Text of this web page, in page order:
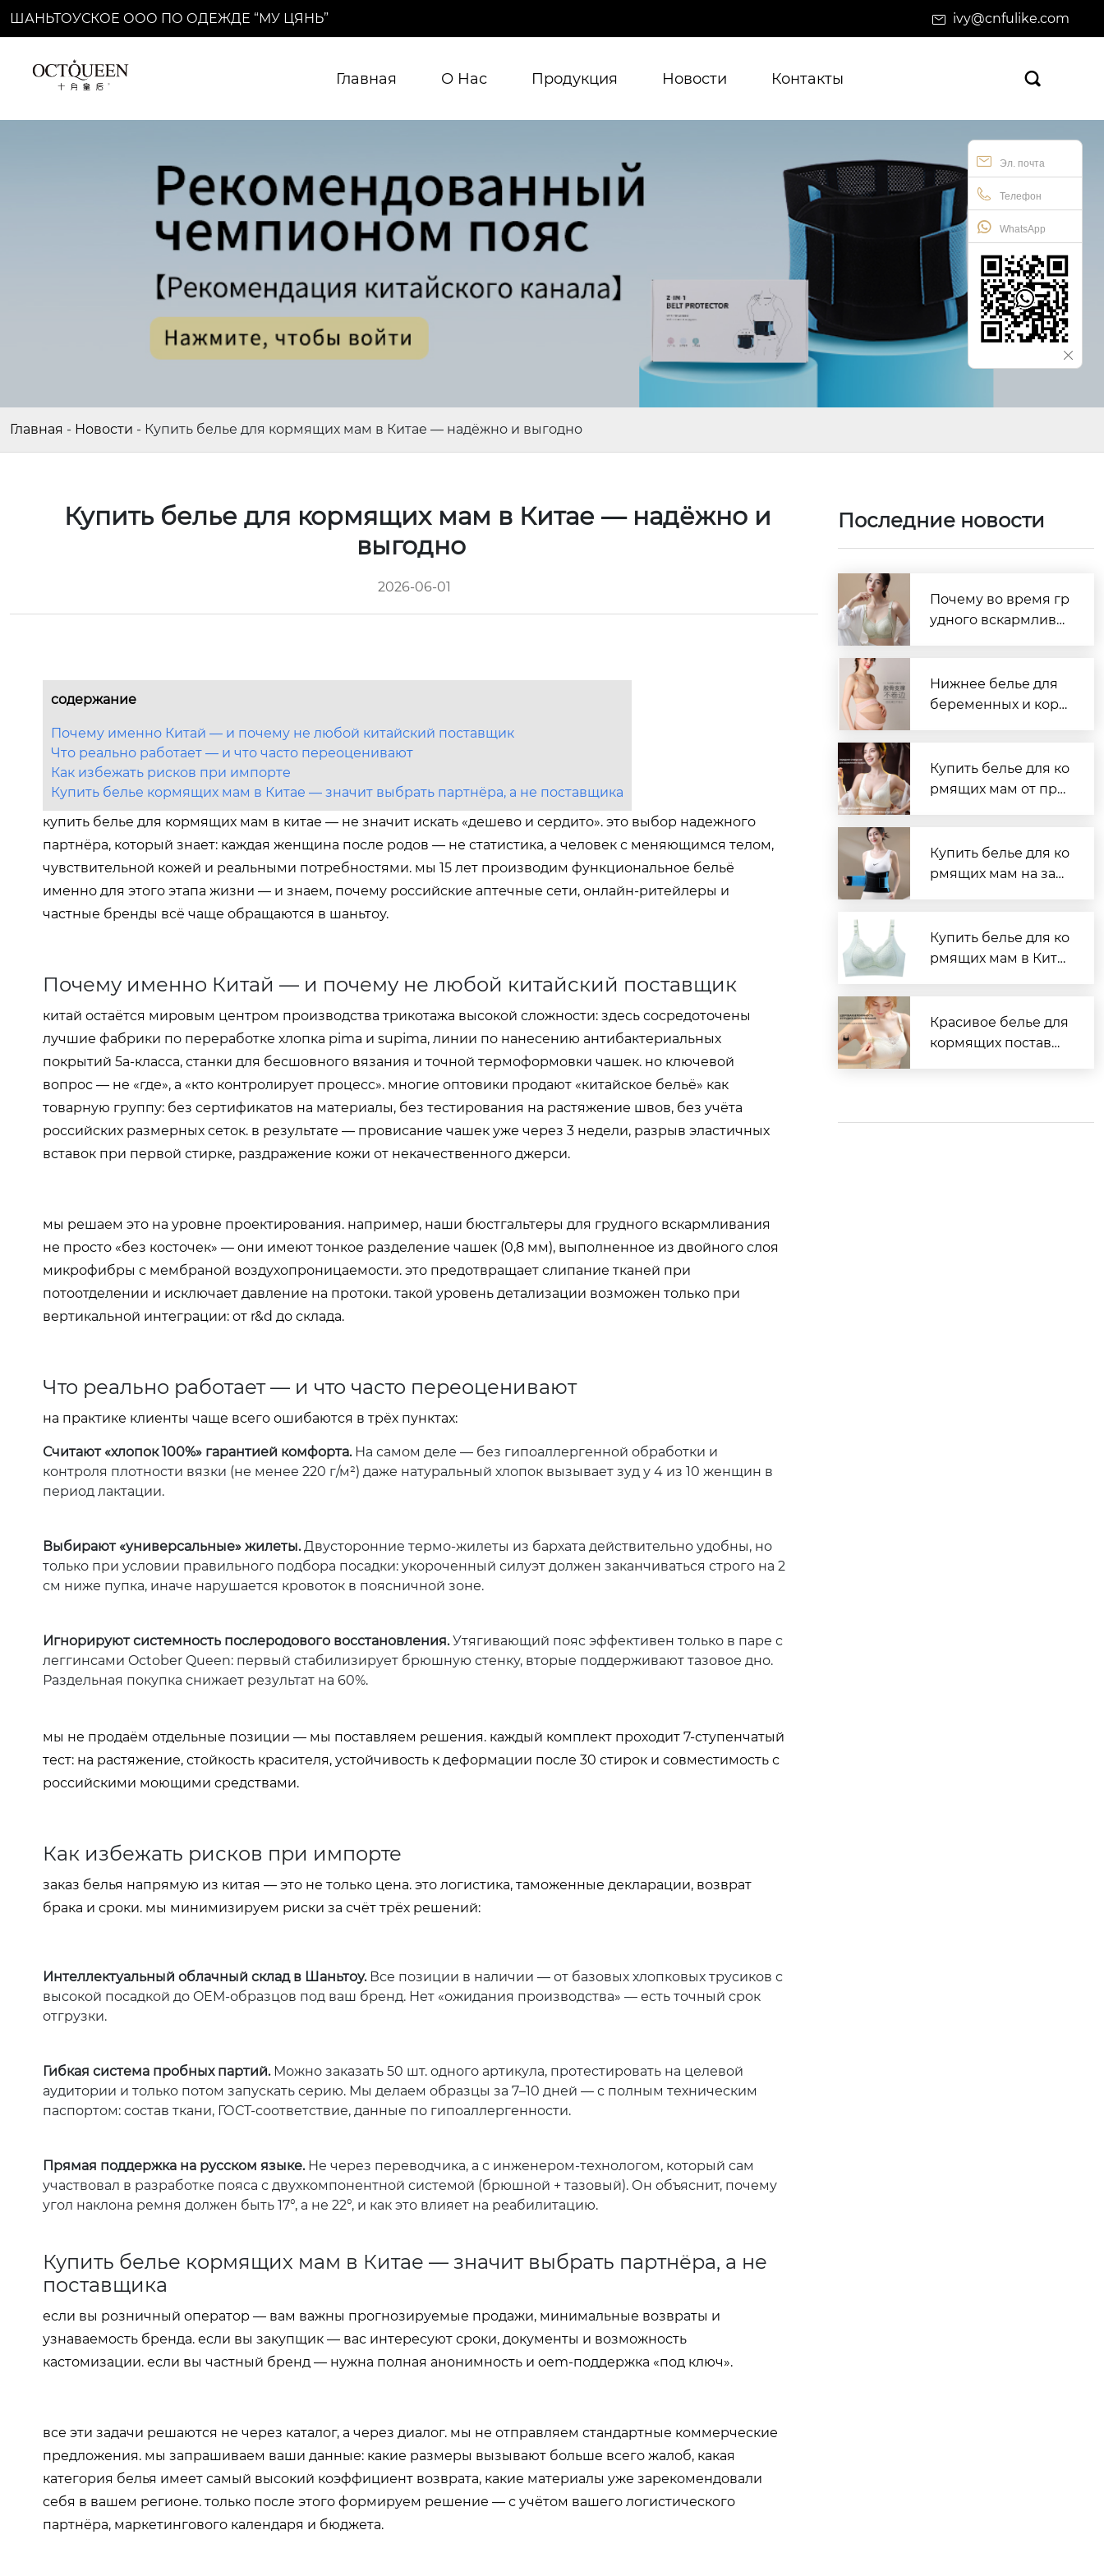
ШАНЬТОУСКОЕ ООО ПО ОДЕЖДЕ “МУ ЦЯНЬ” ivy@cnfulike.com
Главная О Нас Продукция Новости Контакты 
Эл. почта
Телефон
WhatsApp
Главная - Новости - Купить белье для кормящих мам в Китае — надёжно и выгодно
Купить белье для кормящих мам в Китае — надёжно и
выгодно
2026-06-01
содержание
Почему именно Китай — и почему не любой китайский поставщик
Что реально работает — и что часто переоценивают
Как избежать рисков при импорте
Купить белье кормящих мам в Китае — значит выбрать партнёра, а не поставщика
купить белье для кормящих мам в китае — не значит искать «дешево и сердито». это выбор надежного
партнёра, который знает: каждая женщина после родов — не статистика, а человек с меняющимся телом,
чувствительной кожей и реальными потребностями. мы 15 лет производим функциональное бельё
именно для этого этапа жизни — и знаем, почему российские аптечные сети, онлайн-ритейлеры и
частные бренды всё чаще обращаются в шаньтоу.
Почему именно Китай — и почему не любой китайский поставщик
китай остаётся мировым центром производства трикотажа высокой сложности: здесь сосредоточены
лучшие фабрики по переработке хлопка pima и supima, линии по нанесению антибактериальных
покрытий 5a-класса, станки для бесшовного вязания и точной термоформовки чашек. но ключевой
вопрос — не «где», а «кто контролирует процесс». многие оптовики продают «китайское бельё» как
товарную группу: без сертификатов на материалы, без тестирования на растяжение швов, без учёта
российских размерных сеток. в результате — провисание чашек уже через 3 недели, разрыв эластичных
вставок при первой стирке, раздражение кожи от некачественного джерси.
мы решаем это на уровне проектирования. например, наши бюстгальтеры для грудного вскармливания
не просто «без косточек» — они имеют тонкое разделение чашек (0,8 мм), выполненное из двойного слоя
микрофибры с мембраной воздухопроницаемости. это предотвращает слипание тканей при
потоотделении и исключает давление на протоки. такой уровень детализации возможен только при
вертикальной интеграции: от r&d до склада.
Что реально работает — и что часто переоценивают
на практике клиенты чаще всего ошибаются в трёх пунктах:
Считают «хлопок 100%» гарантией комфорта.На самом деле — без гипоаллергенной обработки и
контроля плотности вязки (не менее 220 г/м²) даже натуральный хлопок вызывает зуд у 4 из 10 женщин в
период лактации.
Выбирают «универсальные» жилеты.Двусторонние термо-жилеты из бархата действительно удобны, но
только при условии правильного подбора посадки: укороченный силуэт должен заканчиваться строго на 2
см ниже пупка, иначе нарушается кровоток в поясничной зоне.
Игнорируют системность послеродового восстановления.Утягивающий пояс эффективен только в паре с
леггинсами October Queen: первый стабилизирует брюшную стенку, вторые поддерживают тазовое дно.
Раздельная покупка снижает результат на 60%.
мы не продаём отдельные позиции — мы поставляем решения. каждый комплект проходит 7-ступенчатый
тест: на растяжение, стойкость красителя, устойчивость к деформации после 30 стирок и совместимость с
российскими моющими средствами.
Как избежать рисков при импорте
заказ белья напрямую из китая — это не только цена. это логистика, таможенные декларации, возврат
брака и сроки. мы минимизируем риски за счёт трёх решений:
Интеллектуальный облачный склад в Шаньтоу.Все позиции в наличии — от базовых хлопковых трусиков с
высокой посадкой до OEM-образцов под ваш бренд. Нет «ожидания производства» — есть точный срок
отгрузки.
Гибкая система пробных партий.Можно заказать 50 шт. одного артикула, протестировать на целевой
аудитории и только потом запускать серию. Мы делаем образцы за 7–10 дней — с полным техническим
паспортом: состав ткани, ГОСТ-соответствие, данные по гипоаллергенности.
Прямая поддержка на русском языке.Не через переводчика, а с инженером-технологом, который сам
участвовал в разработке пояса с двухкомпонентной системой (брюшной + тазовый). Он объяснит, почему
угол наклона ремня должен быть 17°, а не 22°, и как это влияет на реабилитацию.
Купить белье кормящих мам в Китае — значит выбрать партнёра, а не
поставщика
если вы розничный оператор — вам важны прогнозируемые продажи, минимальные возвраты и
узнаваемость бренда. если вы закупщик — вас интересуют сроки, документы и возможность
кастомизации. если вы частный бренд — нужна полная анонимность и oem-поддержка «под ключ».
все эти задачи решаются не через каталог, а через диалог. мы не отправляем стандартные коммерческие
предложения. мы запрашиваем ваши данные: какие размеры вызывают больше всего жалоб, какая
категория белья имеет самый высокий коэффициент возврата, какие материалы уже зарекомендовали
себя в вашем регионе. только после этого формируем решение — с учётом вашего логистического
партнёра, маркетингового календаря и бюджета.
Последние новости
Почему во время гр
удного вскармлива
Нижнее белье для
беременных и корм
белья
Купить белье для ко
рмящих мам от про
Купить белье для ко
рмящих мам на зав
Купить белье для ко
рмящих мам в Кита
Красивое белье для
кормящих поставщ